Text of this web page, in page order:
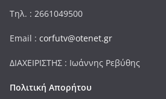
Τηλ. : 2661049500
Email : corfutv@otenet.gr
ΔΙΑΧΕΙΡΙΣΤΗΣ : Ιωάννης Ρεβύθης
Πολιτική Απορήτου